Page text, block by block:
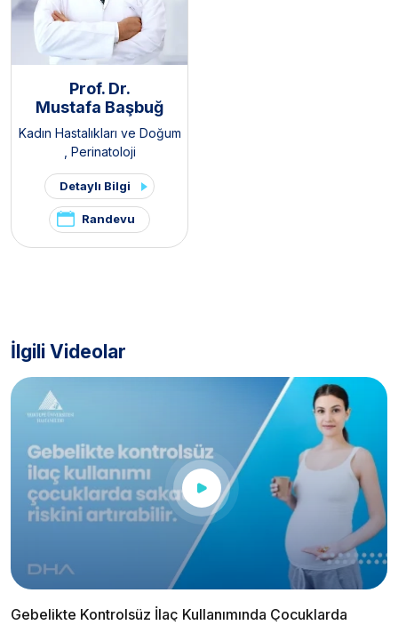
Prof. Dr.
Mustafa Başbuğ
Kadın Hastalıkları ve Doğum
Perinatoloji
Detaylı Bilgi
Randevu
İlgili Videolar
Gebelikte Kontrolsüz İlaç Kullanımında Çocuklarda